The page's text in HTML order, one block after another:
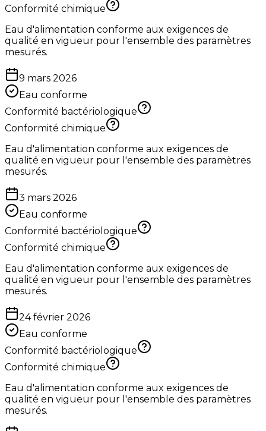
Conformité chimique
Eau d'alimentation conforme aux exigences de
qualité en vigueur pour l'ensemble des paramètres
mesurés.
9 mars 2026
Eau conforme
Conformité bactériologique
Conformité chimique
Eau d'alimentation conforme aux exigences de
qualité en vigueur pour l'ensemble des paramètres
mesurés.
3 mars 2026
Eau conforme
Conformité bactériologique
Conformité chimique
Eau d'alimentation conforme aux exigences de
qualité en vigueur pour l'ensemble des paramètres
mesurés.
24 février 2026
Eau conforme
Conformité bactériologique
Conformité chimique
Eau d'alimentation conforme aux exigences de
qualité en vigueur pour l'ensemble des paramètres
mesurés.